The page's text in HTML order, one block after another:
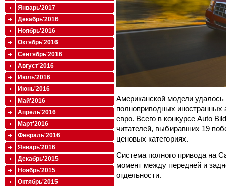
Американской модели удалось
полноприводных
евро. Всего в конкурсе Auto
читателей, выбиравших 19
ценовых категориях.
Система полного привода на
момент между передней и
отдельности.
Январь'2017
Декабрь'2016
Ноябрь'2016
Октябрь'2016
Сентябрь'2016
Август'2016
Июль'2016
Июнь'2016
Май'2016
Апрель'2016
Март'2016
Февраль'2016
Январь'2016
Декабрь'2015
Ноябрь'2015
Октябрь'2015